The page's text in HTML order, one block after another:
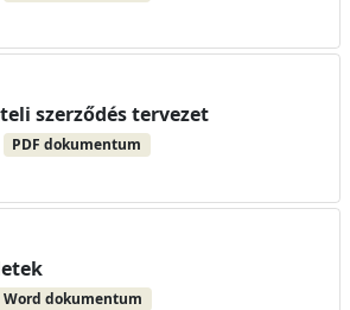
szerződés tervezet
PDF dokumentum
Word dokumentum